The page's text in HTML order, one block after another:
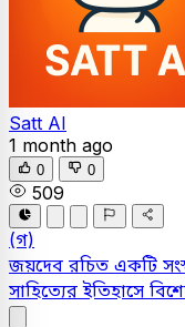
Satt AI
1 month ago
0 0
509
(গ)
জয়দেব রচিত একটি
সাহিত্যের ইতিহাসে